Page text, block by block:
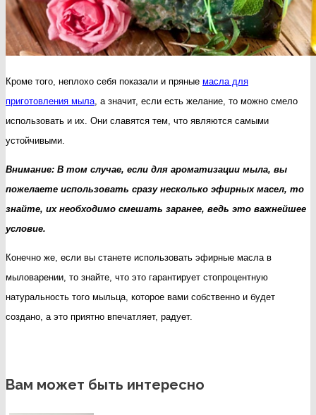
Кроме того, неплохо себя показали и пряные масла для
приготовления мыла , а значит, если есть желание, то можно смело
использовать и их. Они славятся тем, что являются самыми
устойчивыми.
Внимание: В том случае, если для ароматизации мыла, вы
пожелаете использовать сразу несколько эфирных масел, то
знайте, их необходимо смешать заранее, ведь это важнейшее
условие.
Конечно же, если вы станете использовать эфирные масла в
мыловарении, то знайте, что это гарантирует стопроцентную
натуральность того мыльца, которое вами собственно и будет
создано, а это приятно впечатляет, радует.
Вам может быть интересно